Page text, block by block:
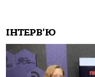
ІНТЕРВ'Ю